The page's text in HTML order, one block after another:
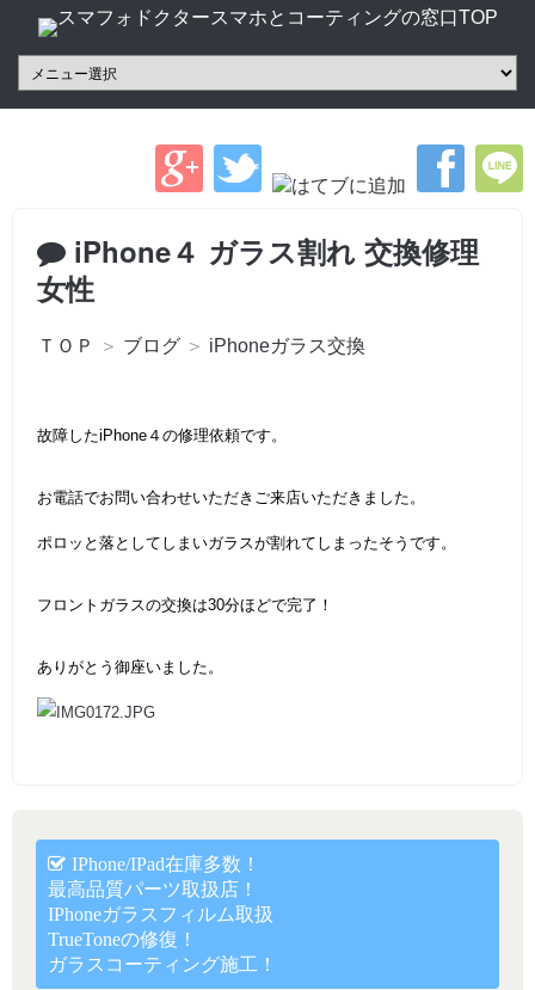
iPhone４ ガラス割れ 交換修理
女性
ＴＯＰ ＞ ブログ ＞ iPhoneガラス交換
故障したiPhone４の修理依頼です。
お電話でお問い合わせいただきご来店いただきました。
ポロッと落としてしまいガラスが割れてしまったそうです。
フロントガラスの交換は30分ほどで完了！
ありがとう御座いました。
IPhone/iPad在庫多数！
最高品質パーツ取扱店！
IPhoneガラスフィルム取扱
TrueToneの修復！
ガラスコーティング施工！